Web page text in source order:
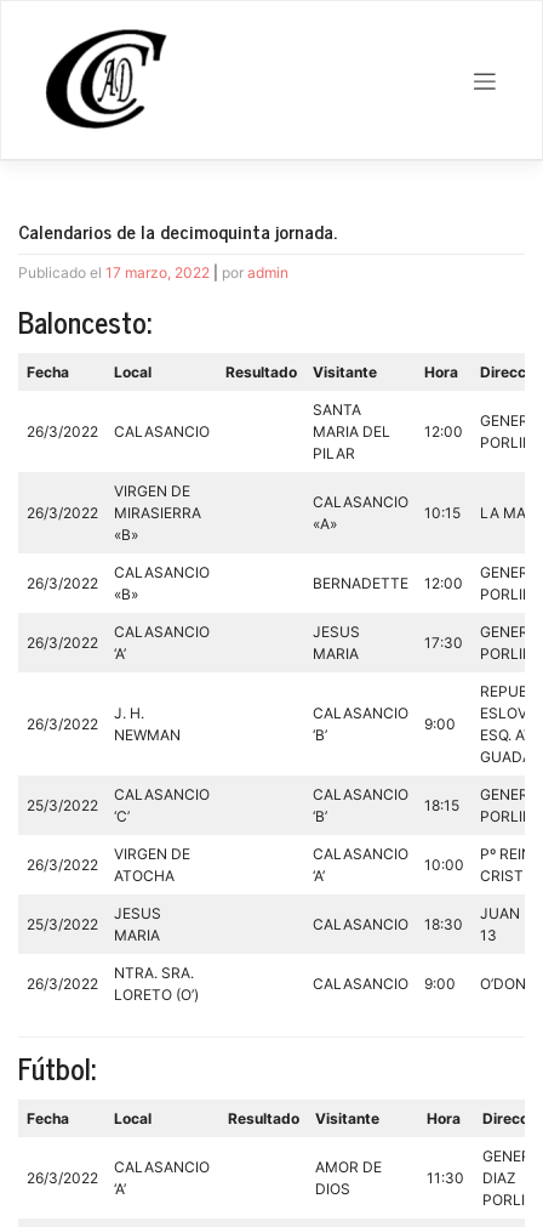
contenido
Calendarios de la decimoquinta jornada.
Publicado el 17 marzo, 2022 por admin
Baloncesto:
Fecha Local Resultado Visitante Hora
26/3/2022 CALASANCIO
SANTA
MARIA DEL
PILAR
12:00
26/3/2022
VIRGEN DE
MIRASIERRA
«B»
CALASANCIO
«A»
10:15 LA
26/3/2022
CALASANCIO
«B»
BERNADETTE 12:00
26/3/2022
CALASANCIO
‘A’
JESUS
MARIA
17:30
26/3/2022
J. H.
NEWMAN
CALASANCIO
‘B’
9:00
ESQ. AV.
25/3/2022
CALASANCIO
‘C’
CALASANCIO
‘B’
18:15
26/3/2022
VIRGEN DE
ATOCHA
CALASANCIO
‘A’
10:00
Pº REINA
25/3/2022
JESUS
MARIA
CALASANCIO 18:30
JUAN
13
26/3/2022
NTRA. SRA.
LORETO (O’)
CALASANCIO 9:00
Fútbol:
Fecha Local Resultado Visitante Hora
26/3/2022
CALASANCIO
‘A’
AMOR DE
DIOS
11:30
DIAZ